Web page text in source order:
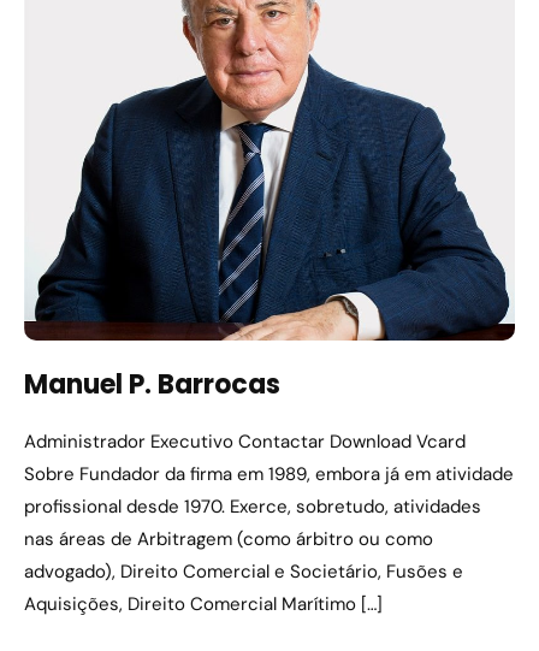
Manuel P. Barrocas
Administrador Executivo Contactar Download Vcard
Sobre Fundador da firma em 1989, embora já em atividade
profissional desde 1970. Exerce, sobretudo, atividades
nas áreas de Arbitragem (como árbitro ou como
advogado), Direito Comercial e Societário, Fusões e
Aquisições, Direito Comercial Marítimo […]